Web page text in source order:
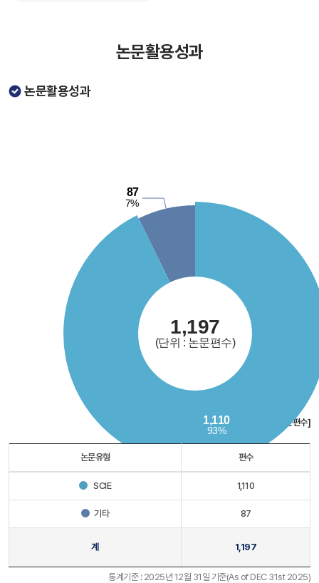
논문활용성과
논문활용성과
[단위 : 논문편수]
논문유형 편수
SCIE 1,110
기타 87
계 1,197
통계기준 : 2025년 12월 31일 기준(As of DEC 31st 2025)